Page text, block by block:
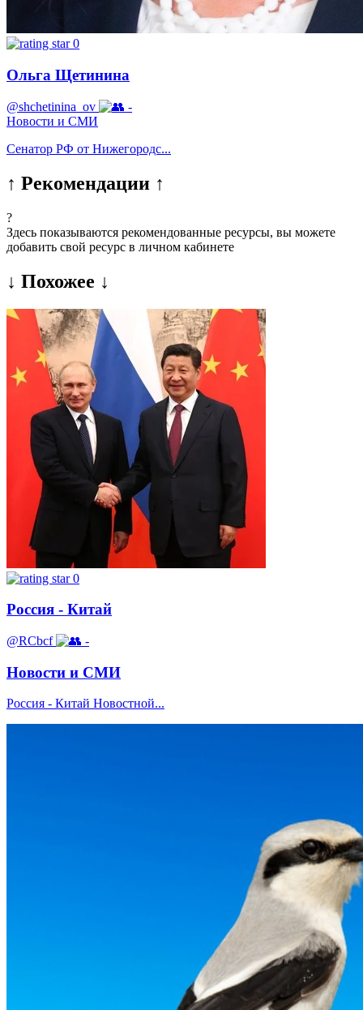
0
Ольга Щетинина
@shchetinina_ov
-
Новости и СМИ
Сенатор РФ от Нижегородс...
↑ Рекомендации ↑
?
Здесь показываются рекомендованные ресурсы, вы можете
добавить свой ресурс в личном кабинете
↓ Похожее ↓
0
Россия - Китай
@RCbcf -
Новости и СМИ
Россия - Китай Новостной...